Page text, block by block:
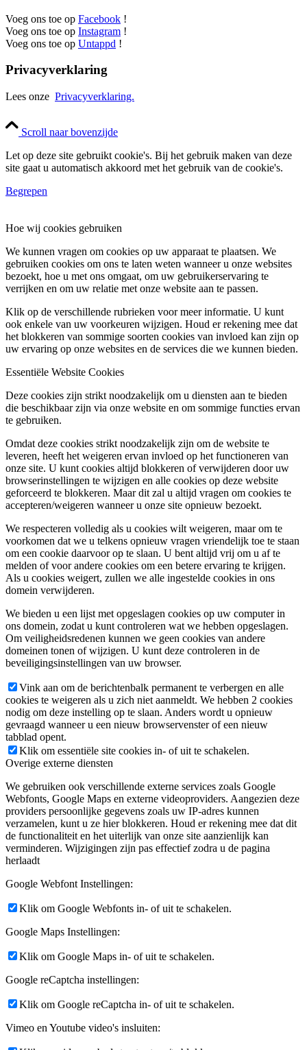
Voeg ons toe op Facebook !
Voeg ons toe op Instagram !
Voeg ons toe op Untappd !
Privacyverklaring
Lees onze Privacyverklaring.
Scroll naar bovenzijde
Let op deze site gebruikt cookie's. Bij het gebruik maken van deze
site gaat u automatisch akkoord met het gebruik van de cookie's.
Begrepen
Hoe wij cookies gebruiken
We kunnen vragen om cookies op uw apparaat te plaatsen. We
gebruiken cookies om ons te laten weten wanneer u onze websites
bezoekt, hoe u met ons omgaat, om uw gebruikerservaring te
verrijken en om uw relatie met onze website aan te passen.
Klik op de verschillende rubrieken voor meer informatie. U kunt
ook enkele van uw voorkeuren wijzigen. Houd er rekening mee dat
het blokkeren van sommige soorten cookies van invloed kan zijn op
uw ervaring op onze websites en de services die we kunnen bieden.
Essentiële Website Cookies
Deze cookies zijn strikt noodzakelijk om u diensten aan te bieden
die beschikbaar zijn via onze website en om sommige functies ervan
te gebruiken.
Omdat deze cookies strikt noodzakelijk zijn om de website te
leveren, heeft het weigeren ervan invloed op het functioneren van
onze site. U kunt cookies altijd blokkeren of verwijderen door uw
browserinstellingen te wijzigen en alle cookies op deze website
geforceerd te blokkeren. Maar dit zal u altijd vragen om cookies te
accepteren/weigeren wanneer u onze site opnieuw bezoekt.
We respecteren volledig als u cookies wilt weigeren, maar om te
voorkomen dat we u telkens opnieuw vragen vriendelijk toe te staan
om een cookie daarvoor op te slaan. U bent altijd vrij om u af te
melden of voor andere cookies om een betere ervaring te krijgen.
Als u cookies weigert, zullen we alle ingestelde cookies in ons
domein verwijderen.
We bieden u een lijst met opgeslagen cookies op uw computer in
ons domein, zodat u kunt controleren wat we hebben opgeslagen.
Om veiligheidsredenen kunnen we geen cookies van andere
domeinen tonen of wijzigen. U kunt deze controleren in de
beveiligingsinstellingen van uw browser.
Vink aan om de berichtenbalk permanent te verbergen en alle
cookies te weigeren als u zich niet aanmeldt. We hebben 2 cookies
nodig om deze instelling op te slaan. Anders wordt u opnieuw
gevraagd wanneer u een nieuw browservenster of een nieuw
tabblad opent.
Klik om essentiële site cookies in- of uit te schakelen.
Overige externe diensten
We gebruiken ook verschillende externe services zoals Google
Webfonts, Google Maps en externe videoproviders. Aangezien deze
providers persoonlijke gegevens zoals uw IP-adres kunnen
verzamelen, kunt u ze hier blokkeren. Houd er rekening mee dat dit
de functionaliteit en het uiterlijk van onze site aanzienlijk kan
verminderen. Wijzigingen zijn pas effectief zodra u de pagina
herlaadt
Google Webfont Instellingen:
Klik om Google Webfonts in- of uit te schakelen.
Google Maps Instellingen:
Klik om Google Maps in- of uit te schakelen.
Google reCaptcha instellingen:
Klik om Google reCaptcha in- of uit te schakelen.
Vimeo en Youtube video's insluiten: